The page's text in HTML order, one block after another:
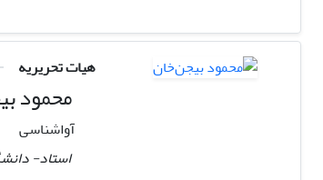
هیات تحریریه
محمود
آواشناسی
استاد-